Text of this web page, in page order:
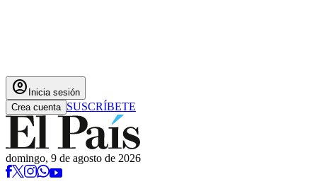
account_circle Inicia sesión
Crea cuenta SUSCRÍBETE
domingo, 9 de agosto de 2026